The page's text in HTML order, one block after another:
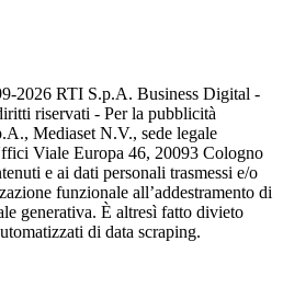
2026 RTI S.p.A. Business Digital -
riservati - Per la pubblicità
Mediaset N.V., sede legale
Viale Europa 46, 20093 Cologno
e ai dati personali trasmessi e/o
funzionale all’addestramento di
generativa. È altresì fatto divieto
di data scraping.